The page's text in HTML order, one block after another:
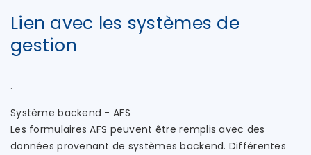
Lien avec les systèmes de
gestion
.
Système backend - AFS
Les formulaires AFS peuvent être remplis avec des
données provenant de systèmes backend. Différentes